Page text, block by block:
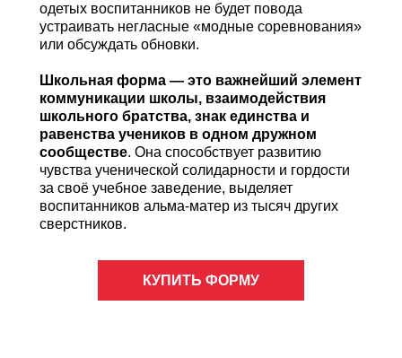
одетых воспитанников не будет повода
устраивать негласные «модные соревнования»
или обсуждать обновки.
Школьная форма — это важнейший элемент
коммуникации школы, взаимодействия
школьного братства, знак единства и
равенства учеников в одном дружном
сообществе. Она способствует развитию
чувства ученической солидарности и гордости
за своё учебное заведение, выделяет
воспитанников альма-матер из тысяч других
сверстников.
КУПИТЬ ФОРМУ